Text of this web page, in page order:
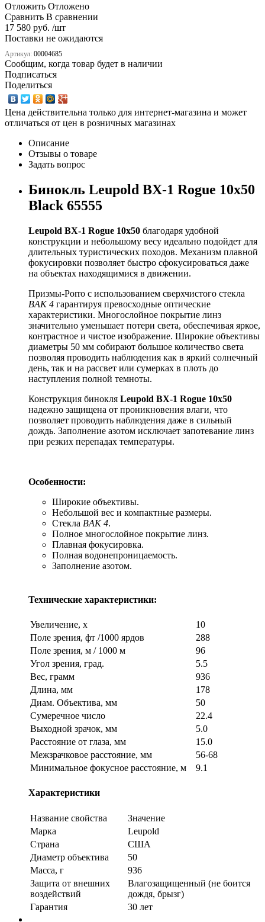
Отложить Отложено
Сравнить В сравнении
17 580 руб. /шт
Поставки не ожидаются
Артикул: 00004685
Сообщим, когда товар будет в наличии
Подписаться
Поделиться
Цена действительна только для интернет-магазина и может
отличаться от цен в розничных магазинах
Описание
Отзывы о товаре
Задать вопрос
Бинокль Leupold BX-1 Rogue 10x50
Black 65555
Leupold BX-1 Rogue 10x50 благодаря удобной
конструкции и небольшому весу идеально подойдет для
длительных туристических походов. Механизм плавной
фокусировки позволяет быстро сфокусироваться даже
на объектах находящимися в движении.
Призмы-Porro с использованием сверхчистого стекла
BAK 4 гарантируя превосходные оптические
характеристики. Многослойное покрытие линз
значительно уменьшает потери света, обеспечивая яркое,
контрастное и чистое изображение. Широкие объективы
диаметры 50 мм собирают большое количество света
позволяя проводить наблюдения как в яркий солнечный
день, так и на рассвет или сумерках в плоть до
наступления полной темноты.
Конструкция бинокля Leupold BX-1 Rogue 10x50
надежно защищена от проникновения влаги, что
позволяет проводить наблюдения даже в сильный
дождь. Заполнение азотом исключает запотевание линз
при резких перепадах температуры.
Особенности:
Широкие объективы.
Небольшой вес и компактные размеры.
Стекла BAK 4.
Полное многослойное покрытие линз.
Плавная фокусировка.
Полная водонепроницаемость.
Заполнение азотом.
Технические характеристики:
Увеличение, x
10
Поле зрения, фт /1000 ярдов
288
Поле зрения, м / 1000 м
96
Угол зрения, град.
5.5
Вес, грамм
936
Длина, мм
178
Диам. Объектива, мм
50
Сумеречное число
22.4
Выходной зрачок, мм
5.0
Расстояние от глаза, мм
15.0
Межзрачковое расстояние, мм
56-68
Минимальное фокусное расстояние, м
9.1
Характеристики
Название свойства
Значение
Марка
Leupold
Страна
США
Диаметр объектива
50
Масса, г
936
Защита от внешних
воздействий
Влагозащищенный (не боится
дождя, брызг)
Гарантия
30 лет